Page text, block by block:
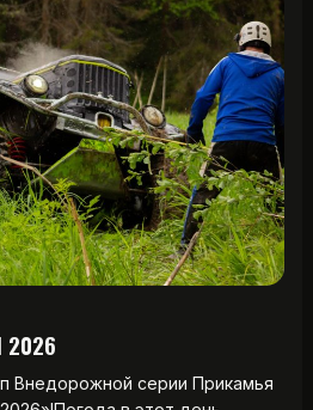
Внедорожной серии Прикамья